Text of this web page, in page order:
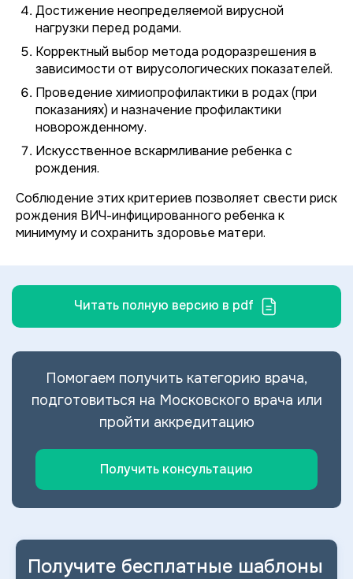
Достижение неопределяемой вирусной
нагрузки перед родами.
Корректный выбор метода родоразрешения в
зависимости от вирусологических показателей.
Проведение химиопрофилактики в родах (при
показаниях) и назначение профилактики
новорожденному.
Искусственное вскармливание ребенка с
рождения.
Соблюдение этих критериев позволяет свести риск
рождения ВИЧ-инфицированного ребенка к
минимуму и сохранить здоровье матери.
Читать полную версию в pdf
Помогаем получить категорию врача,
подготовиться на Московского врача или
пройти аккредитацию
Получить консультацию
Получите бесплатные шаблоны